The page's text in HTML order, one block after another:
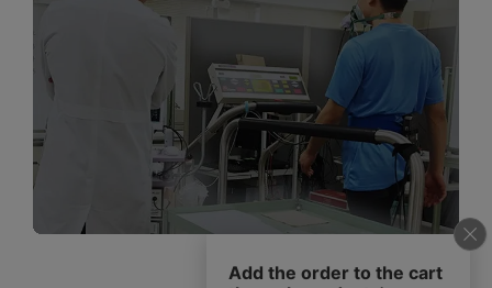
な高強度の負荷をかけなければ刺激できないとい
う側面を持っています。 EMSトレーニングは、低
い負荷でも速筋に容易にアプローチできるため、
見た目の変化が現れやすいと言えます。
速筋 ： ダッシュやジャンプなど瞬発力が必
要となる無酸素運動時に使われる筋
遅筋 ： 酸素を使用しながら収縮する筋肉で、